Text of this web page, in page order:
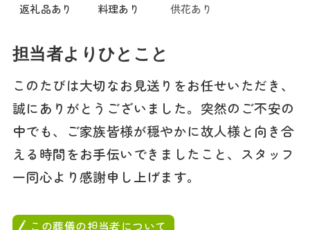
返礼品あり 料理あり 供花あり
担当者よりひとこと
このたびは大切なお見送りをお任せいただき、
誠にありがとうございました。突然のご不安の
中でも、ご家族皆様が穏やかに故人様と向き合
える時間をお手伝いできましたこと、スタッフ
一同心より感謝申し上げます。
この葬儀の担当者について